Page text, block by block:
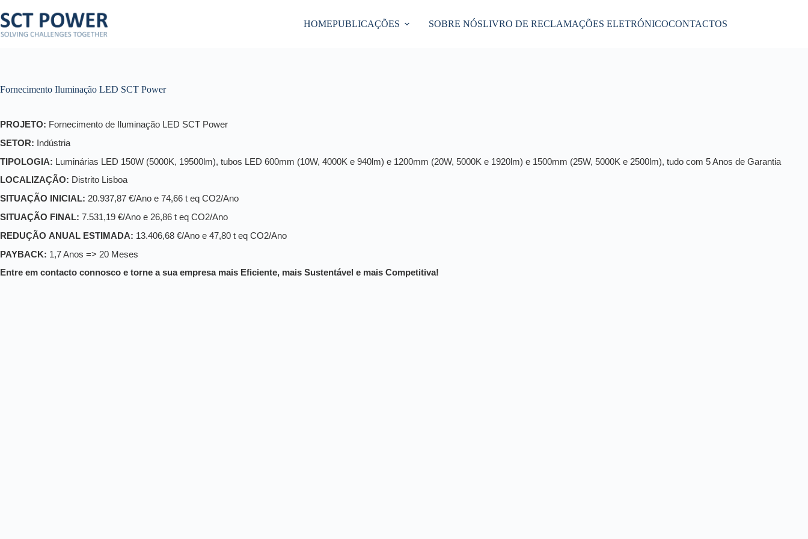
para
o
conteúdo
HOMEPUBLICAÇÕES SOBRE NÓSLIVRO DE RECLAMAÇÕES ELETRÓNICOCONTACTOS
Fornecimento Iluminação LED SCT Power
PROJETO: Fornecimento de Iluminação LED SCT Power
SETOR: Indústria
TIPOLOGIA: Luminárias LED 150W (5000K, 19500lm), tubos LED 600mm (10W, 4000K e 940lm) e 1200mm (20W, 5000K e 1920lm) e 1500mm (25W, 5000K e 2500lm), tudo com 5 Anos de Garantia
LOCALIZAÇÃO: Distrito Lisboa
SITUAÇÃO INICIAL: 20.937,87 €/Ano e 74,66 t eq CO2/Ano
SITUAÇÃO FINAL: 7.531,19 €/Ano e 26,86 t eq CO2/Ano
REDUÇÃO ANUAL ESTIMADA: 13.406,68 €/Ano e 47,80 t eq CO2/Ano
PAYBACK: 1,7 Anos => 20 Meses
Entre em contacto connosco e torne a sua empresa mais Eficiente, mais Sustentável e mais Competitiva!